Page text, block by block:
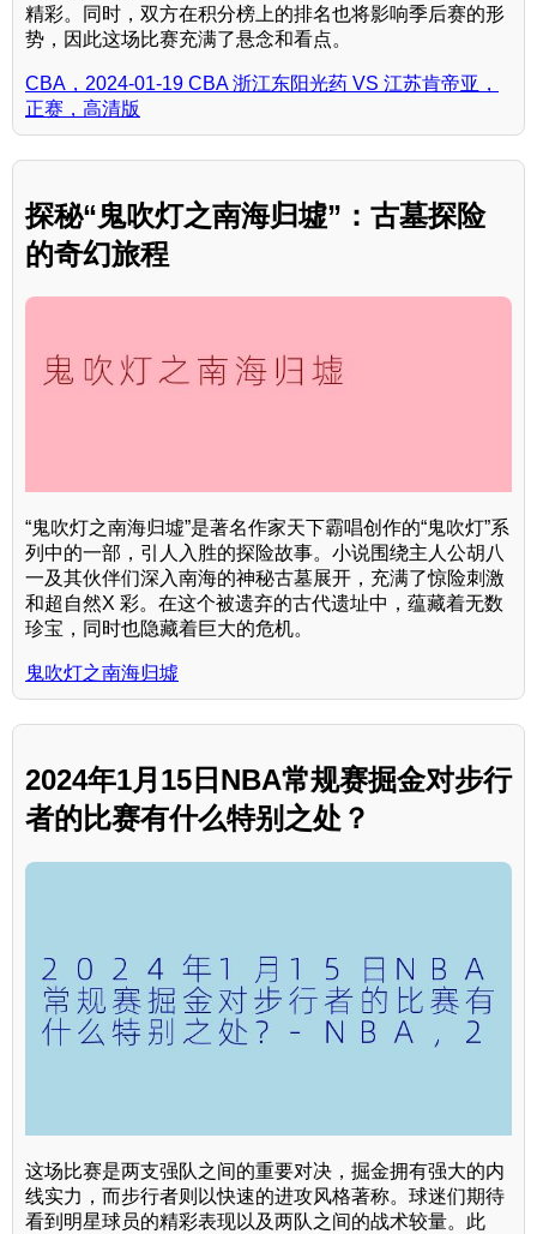
精彩。同时，双方在积分榜上的排名也将影响季后赛的形
势，因此这场比赛充满了悬念和看点。
CBA，2024-01-19 CBA 浙江东阳光药 VS 江苏肯帝亚，
正赛，高清版
探秘“鬼吹灯之南海归墟”：古墓探险
的奇幻旅程
“鬼吹灯之南海归墟”是著名作家天下霸唱创作的“鬼吹灯”系
列中的一部，引人入胜的探险故事。小说围绕主人公胡八
一及其伙伴们深入南海的神秘古墓展开，充满了惊险刺激
和超自然X 彩。在这个被遗弃的古代遗址中，蕴藏着无数
珍宝，同时也隐藏着巨大的危机。
鬼吹灯之南海归墟
2024年1月15日NBA常规赛掘金对步行
者的比赛有什么特别之处？
这场比赛是两支强队之间的重要对决，掘金拥有强大的内
线实力，而步行者则以快速的进攻风格著称。球迷们期待
看到明星球员的精彩表现以及两队之间的战术较量。此